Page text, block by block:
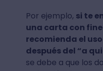
Por ejemplo, si te
una carta con
recomienda el
después del “a
se debe a que los